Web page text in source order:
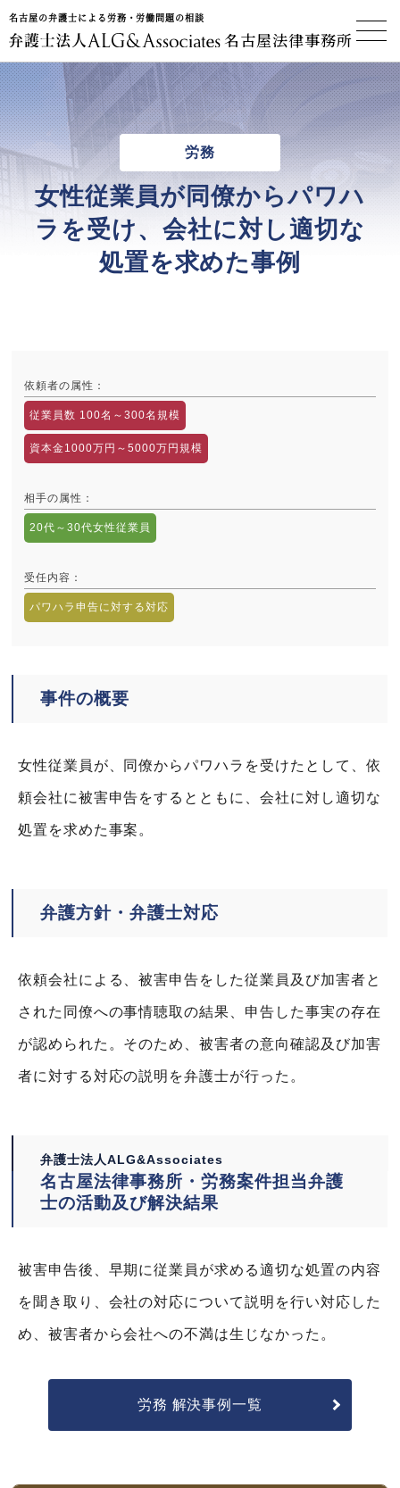
名古屋の弁護士による労務・労働問題の相談
名古屋法律事務所
労務
女性従業員が同僚からパワハ
ラを受け、会社に対し適切な
処置を求めた事例
依頼者の属性 ：
従業員数 100名～300名規模
資本金1000万円～5000万円規模
相手の属性 ：
20代～30代女性従業員
受任内容 ：
パワハラ申告に対する対応
事件の概要
女性従業員が、同僚からパワハラを受けたとして、依
頼会社に被害申告をするとともに、会社に対し適切な
処置を求めた事案。
弁護方針・弁護士対応
依頼会社による、被害申告をした従業員及び加害者と
された同僚への事情聴取の結果、申告した事実の存在
が認められた。そのため、被害者の意向確認及び加害
者に対する対応の説明を弁護士が行った。
弁護士法人ALG&Associates
名古屋法律事務所・労務案件担当弁護
士の活動及び解決結果
被害申告後、早期に従業員が求める適切な処置の内容
を聞き取り、会社の対応について説明を行い対応した
め、被害者から会社への不満は生じなかった。
労務 解決事例一覧